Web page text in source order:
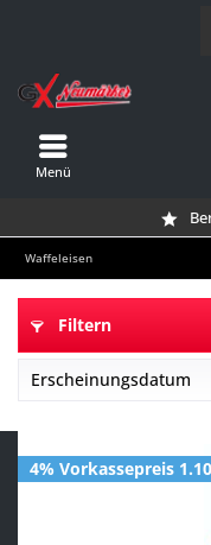
Menü
Waffeleisen
Filtern
4% Vorkassepreis